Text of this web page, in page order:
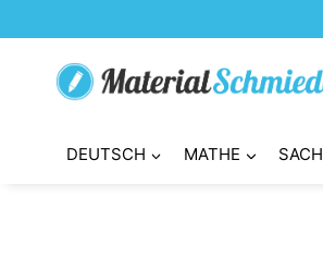
Inhalt
springen
DEUTSCH MATHE